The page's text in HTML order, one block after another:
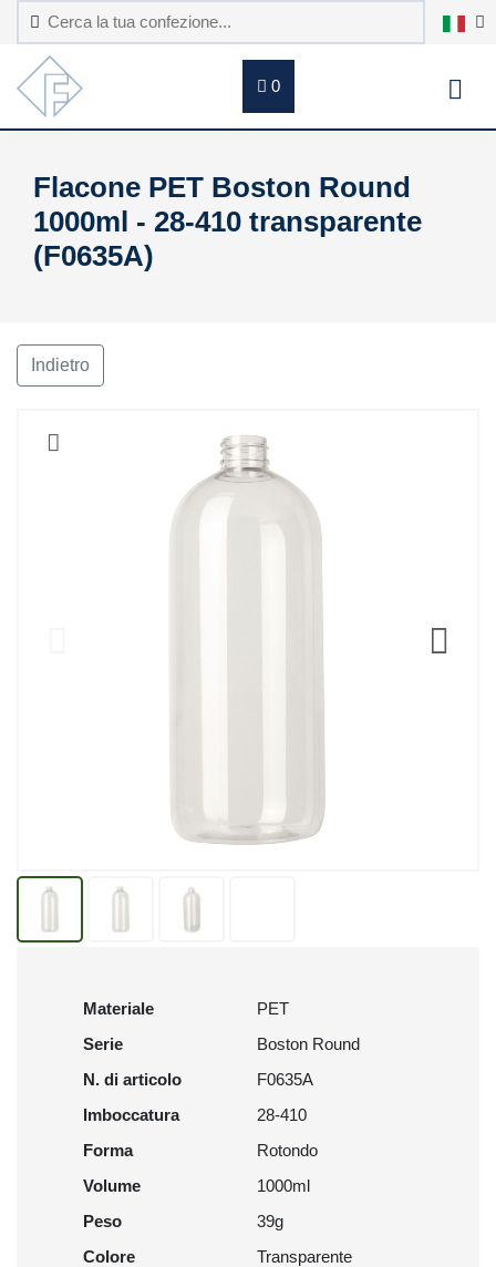
0
Flacone PET Boston Round
1000ml - 28-410 transparente
(F0635A)
Indietro
Materiale
PET
Serie
Boston Round
N. di articolo
F0635A
Imboccatura
28-410
Forma
Rotondo
Volume
1000ml
Peso
39g
Colore
Transparente